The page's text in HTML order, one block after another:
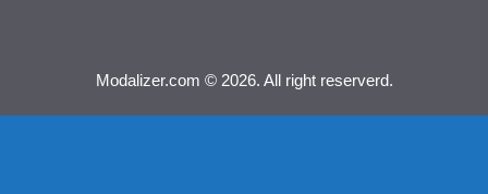
Modalizer.com © 2026. All right reserverd.